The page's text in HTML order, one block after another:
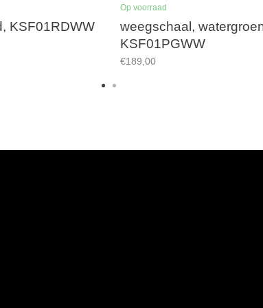
KSF01RDWW
Op voorraad
weegschaal,
KSF01PGWW
€189,00